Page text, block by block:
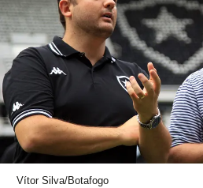
Vítor Silva/Botafogo